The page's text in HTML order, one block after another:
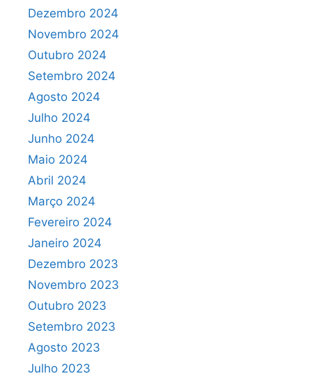
Dezembro 2024
Novembro 2024
Outubro 2024
Setembro 2024
Agosto 2024
Julho 2024
Junho 2024
Maio 2024
Abril 2024
Março 2024
Fevereiro 2024
Janeiro 2024
Dezembro 2023
Novembro 2023
Outubro 2023
Setembro 2023
Agosto 2023
Julho 2023